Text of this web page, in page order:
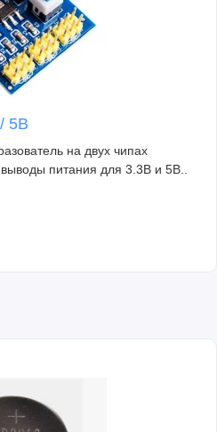
5В
на двух чипах
питания для 3.3В и 5В..